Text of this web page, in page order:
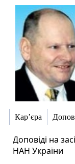
Кар’єра
Доповіді на
НАН України